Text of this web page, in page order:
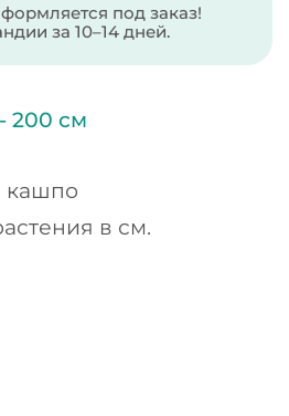
под заказ!
за 10–14 дней.
-200 см
кашпо
в см.